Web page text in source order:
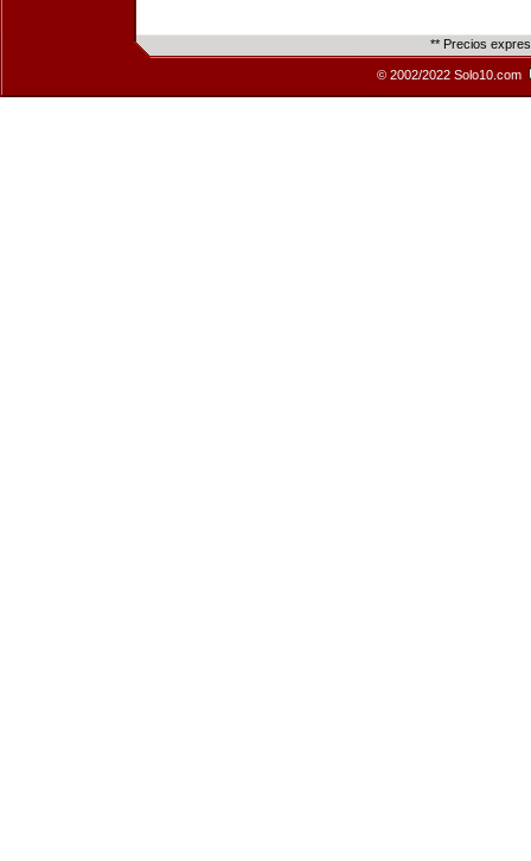
** Precios
© 2002/2022 Solo10.com